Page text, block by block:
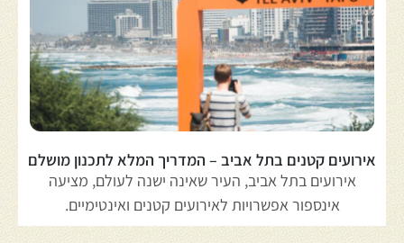
אירועים קטנים בתל אביב – המדריך המלא לתכנון מושלם
אירועים בתל אביב, העיר שאינה ישנה לעולם, מציעה
אינספור אפשרויות לאירועים קטנים ואינטימיים.